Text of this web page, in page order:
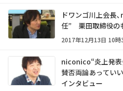
ドワンゴ川上会長
任” 栗田取締役の
2017年12月13日 10時
niconico“炎上発
賛否両論あってい
インタビュー